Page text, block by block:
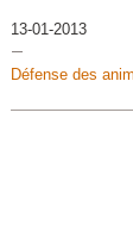
13-01-2013
Défense des